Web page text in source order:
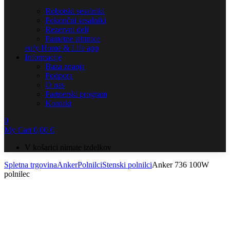
Robotski sesalniki
Pokončni sesalniki
Rezervni deli
Pametne tehtnice
eufy Home & Life app
Informacije
Baza znanja
Podpora
O nas
Partnerski program
Kontakt
0
My Cart0,00 €
V košarici nimate izdelkov
Spletna trgovinaAnkerPolnilciStenski polnilciAnker 736 100W
polnilec